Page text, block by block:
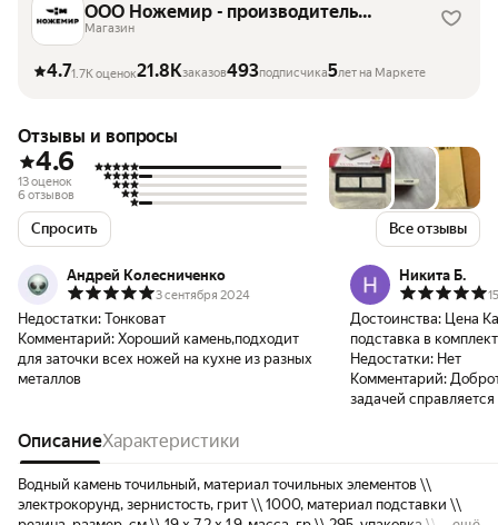
ООО Ножемир - производитель
ножей
Магазин
4.71.7K оценок21.8Kзаказов493подписчика5лет на Маркете
Отзывы и вопросы
4.6
13 оценок
6 отзывов
Спросить Все отзывы
Андрей Колесниченко
3 сентября 2024
Недостатки: Тонковат
Комментарий: Хороший камень,подходит
для заточки всех ножей на кухне из разных
металлов
Никита Б.
Достоинства: Цена
подставка в
Недостатки: Нет
Комментарий:
задачей справляется
ОписаниеХарактеристики
Водный камень точильный, материал точильных элементов \\
электрокорунд, зернистость, грит \\ 1000, материал подставки \\